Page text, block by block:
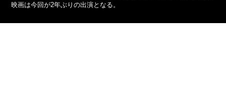
映画は今回が2年ぶりの出演となる。